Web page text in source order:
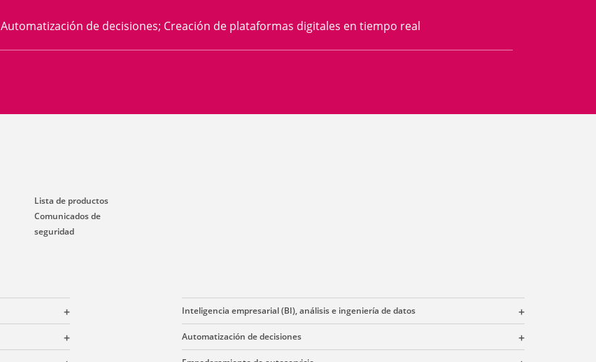
Automatización de decisiones; Creación de plataformas digitales en tiempo real
Lista de productos
Comunicados de
seguridad
Inteligencia empresarial (BI), análisis e ingeniería de datos
Automatización de decisiones